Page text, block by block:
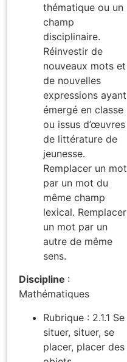
thématique ou un
champ
disciplinaire.
Réinvestir de
nouveaux mots et
de nouvelles
expressions ayant
émergé en classe
ou issus d’œuvres
de littérature de
jeunesse.
Remplacer un mot
par un mot du
même champ
lexical. Remplacer
un mot par un
autre de même
sens.
Discipline :
Mathématiques
Rubrique : 2.1.1 Se
situer, situer, se
placer, placer des